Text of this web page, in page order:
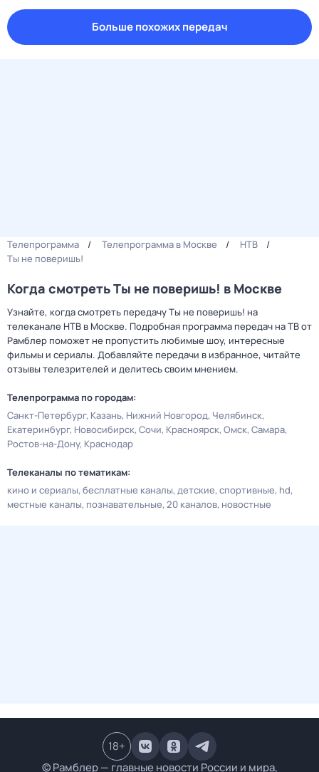
Больше похожих передач
Телепрограмма Телепрограмма в Москве
НТВ
Ты не поверишь!
Когда смотреть Ты не поверишь! в Москве
Узнайте, когда смотреть передачу Ты не поверишь! на
телеканале НТВ в Москве. Подробная программа передач на ТВ от
Рамблер поможет не пропустить любимые шоу, интересные
фильмы и сериалы. Добавляйте передачи в избранное, читайте
отзывы телезрителей и делитесь своим мнением.
Телепрограмма по городам:
Санкт-Петербург Казань Нижний Новгород Челябинск
Екатеринбург Новосибирск Сочи Красноярск Омск Самара
Ростов-на-Дону Краснодар
Телеканалы по тематикам:
кино и сериалы бесплатные каналы детские спортивные hd
местные каналы познавательные 20 каналов новостные
© Рамблер — главные новости России и мира,
18+